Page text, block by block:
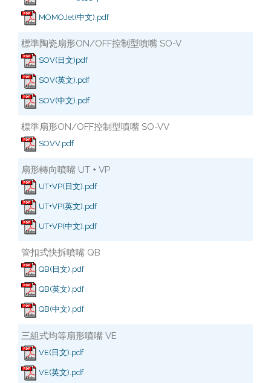
MOMOJet(中文).pdf
標準陶瓷扇形ON/OFF控制型噴嘴 SO-V
SOV(日文)pdf
SOV(英文).pdf
SOV(中文).pdf
標準扇形ON/OFF控制型噴嘴 SO-VV
SOVV.pdf
扇形轉向噴嘴 UT + VP
UT+VP(日文).pdf
UT+VP(英文).pdf
UT+VP(中文).pdf
管扣式快拆噴嘴 QB
QB(日文).pdf
QB(英文).pdf
QB(中文).pdf
三組式均等扇形噴嘴 VE
VE(日文).pdf
VE(英文).pdf